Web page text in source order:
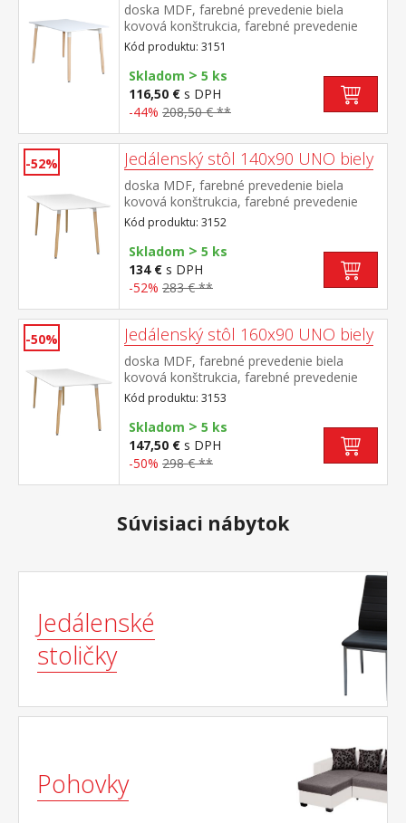
doska MDF, farebné prevedenie biela
kovová konštrukcia, farebné prevedenie
biela okrúhle nohy, materiál masív buk
nastaviteľné plastové klzáky s
pochrómovanou krytkou
Kód produktu: 3151
Skladom > 5 ks
116,50 € s DPH
-44% 208,50 € **
-52% Jedálenský stôl 140x90 UNO biely
doska MDF, farebné prevedenie biela
kovová konštrukcia, farebné prevedenie
biela okrúhle nohy, materiál masív buk
nastaviteľné plastové klzáky s
pochrómovanou krytkou
Kód produktu: 3152
Skladom > 5 ks
134 € s DPH
-52% 283 € **
-50% Jedálenský stôl 160x90 UNO biely
doska MDF, farebné prevedenie biela
kovová konštrukcia, farebné prevedenie
biela okrúhle nohy, materiál masív buk
nastaviteľné plastové klzáky s
pochrómovanou krytkou
Kód produktu: 3153
Skladom > 5 ks
147,50 € s DPH
-50% 298 € **
Súvisiaci nábytok
Jedálenské
stoličky
Pohovky